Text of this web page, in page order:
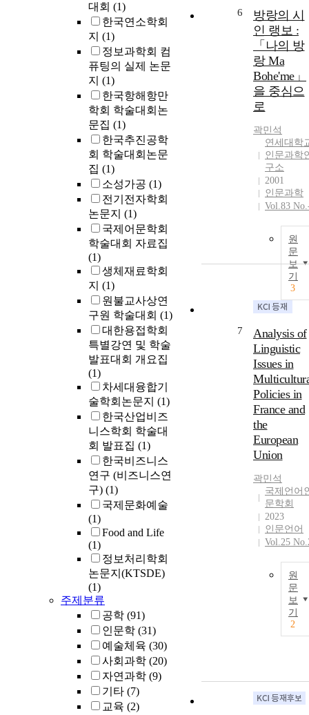
대회 (1)
한국연소학회
지 (1)
정보과학회 컴
퓨팅의 실제 논문
지 (1)
한국항해항만
학회 학술대회논
문집 (1)
한국추진공학
회 학술대회논문
집 (1)
소성가공 (1)
전기전자학회
논문지 (1)
국제어문학회
학술대회 자료집
(1)
생체재료학회
지 (1)
원불교사상연
구원 학술대회 (1)
대한용접학회
특별강연 및 학술
발표대회 개요집
(1)
차세대융합기
술학회논문지 (1)
한국산업비즈
니스학회 학술대
회 발표집 (1)
한국비즈니스
연구 (비즈니스연
구) (1)
국제문화예술
(1)
Food and Life
(1)
정보처리학회
논문지(KTSDE)
(1)
주제분류
공학 (91)
인문학 (31)
예술체육 (30)
사회과학 (20)
자연과학 (9)
기타 (7)
교육 (2)
6
방랑의 시
인 랭보 :
「나의 방
랑 Ma
Bohe'me」
을 중심으
로
곽민석
연세대학
인문과학
구소
2001
인문과학
Vol.83
원
문
보
기
3
7
Analysis of
Linguistic
Issues in
Policies in
France and
the
European
Union
곽민석
국제언어
문학회
2023
인문언어
Vol.25
원
문
보
기
2